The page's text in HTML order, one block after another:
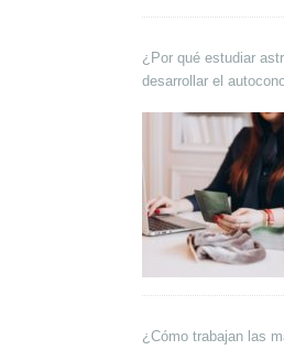
¿Por qué estudiar
desarrollar el
¿Cómo trabajan las